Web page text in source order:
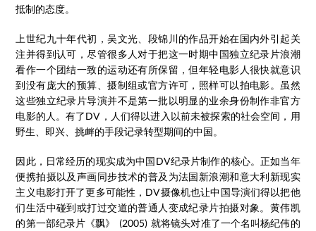
抵制的态度。
上世纪九十年代初，吴文光、段锦川的作品开始在国内外引起关
注并得到认可，尽管很多人对于把这一时期中国独立纪录片浪潮
看作一个团结一致的运动还有所保留，但年轻电影人很快就意识
到没有庞大的预算、摄制组或官方许可，照样可以拍电影。虽然
这些独立纪录片导演并不是第一批以明显的业余身份制作非官方
电影的人。有了DV，人们得以进入以前未被探索的社会空间，用
野生、即兴、挑衅的手段记录转型期间的中国。
因此，日常经历的现实成为中国DV纪录片制作的核心。正如当年
便携拍摄以及声画同步技术的普及为法国新浪潮和意大利新现实
主义电影打开了更多可能性，DV摄像机也让中国导演们得以把他
们生活中碰到或打过交道的普通人变成纪录片拍摄对象。黄伟凯
的第一部纪录片《飘》 (2005) 就将镜头对准了一个名叫杨纪伟的